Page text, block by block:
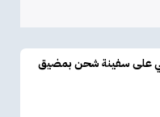
على سفينة شحن بمضيق